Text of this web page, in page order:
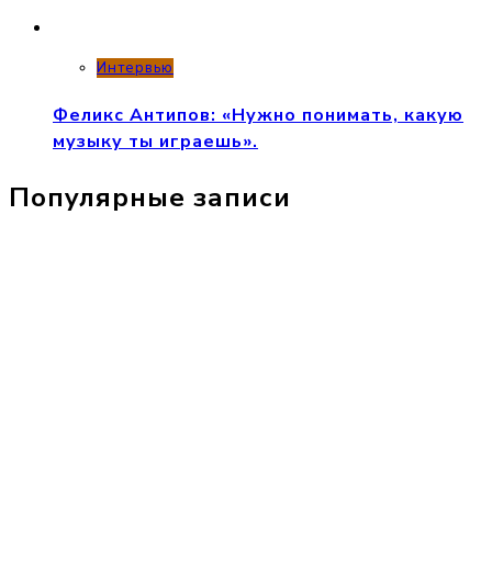
Интервью
Феликс Антипов: «Нужно понимать, какую
музыку ты играешь».
Популярные записи